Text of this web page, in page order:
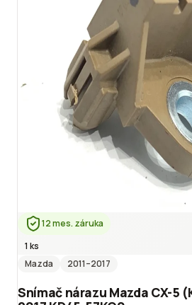
12 mes. záruka
1 ks
Mazda
2011–2017
Snímač nárazu Mazda CX-5